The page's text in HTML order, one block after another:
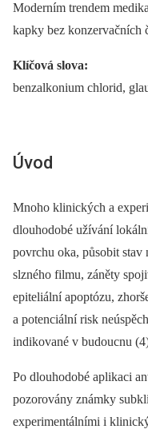
Moderním trendem
kapky bez konzervačních
Klíčová slova:
benzalkonium chlorid,
Úvod
Mnoho klinických a
dlouhodobé užívání
povrchu oka, působit
slzného filmu, záněty
epiteliální apoptózu,
a potenciální risk
indikované v budoucnu
Po dlouhodobé aplikaci
pozorovány známky
experimentálními i